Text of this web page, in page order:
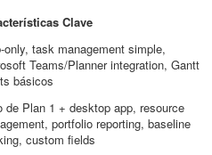
Clave
only, task management simple,
Teams/Planner integration, Gantt
básicos
de Plan 1 + desktop app, resource
portfolio reporting, baseline
custom fields